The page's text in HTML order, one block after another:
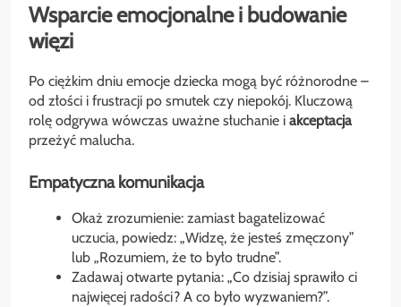
Wsparcie emocjonalne i budowanie
więzi
Po ciężkim dniu emocje dziecka mogą być różnorodne –
od złości i frustracji po smutek czy niepokój. Kluczową
rolę odgrywa wówczas uważne słuchanie i akceptacja
przeżyć malucha.
Empatyczna komunikacja
Okaż zrozumienie: zamiast bagatelizować
uczucia, powiedz: „Widzę, że jesteś zmęczony”
lub „Rozumiem, że to było trudne”.
Zadawaj otwarte pytania: „Co dzisiaj sprawiło ci
najwięcej radości? A co było wyzwaniem?”.